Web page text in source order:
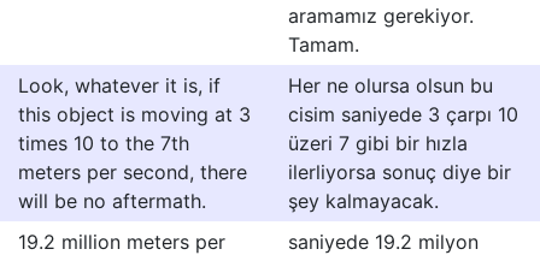
aramamız gerekiyor.
Tamam.
Look, whatever it is, if
this object is moving at 3
times 10 to the 7th
meters per second, there
will be no aftermath.
Her ne olursa olsun bu
cisim saniyede 3 çarpı 10
üzeri 7 gibi bir hızla
ilerliyorsa sonuç diye bir
şey kalmayacak.
19.2 million meters per
saniyede 19.2 milyon